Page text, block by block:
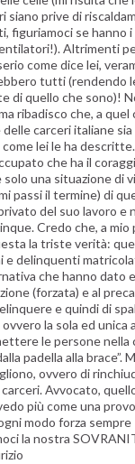
siano prive di
figuriamoci se hanno
Altrimenti
come dice lei,
tutti (rendendo
di quello che sono)!
ribadisco che, a quel
delle carceri italiane
come lei le ha
che ha il
una situazione di
passi il termine) di
del suo lavoro e
Credo che, a mio
la triste verità:
e delinquenti
che hanno dato
(forzata) e al
e quindi di
ovvero la sola ed unica
le persone nella
padella alla brace”.
ovvero di
Avvocato,
più come una
modo forza sempre
la nostra